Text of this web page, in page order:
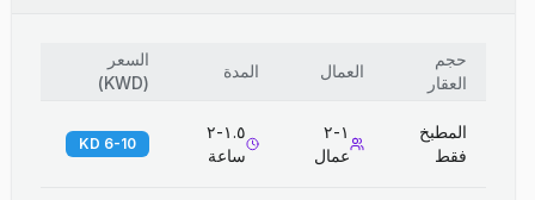
حجم
العقار
العمال المدة
السعر
(
KWD
)
المطبخ
فقط
١-٢
عمال
١.٥-٢
ساعة
6-10 KD